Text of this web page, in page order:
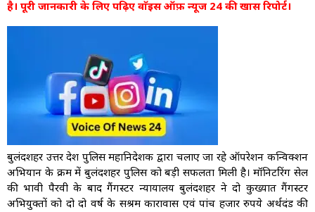
है। पूरी जानकारी के लिए पढ़िए वाॅइस ऑफ़ न्यूज 24 की खास रिपोर्ट।
बुलंदशहर उत्तर प्रदेश पुलिस महानिदेशक द्वारा चलाए जा रहे ऑपरेशन कन्विक्शन
अभियान के क्रम में बुलंदशहर पुलिस को बड़ी सफलता मिली है। मॉनिटरिंग सेल
की प्रभावी पैरवी के बाद गैंगस्टर न्यायालय बुलंदशहर ने दो कुख्यात गैंगस्टर
अभियुक्तों को दो दो वर्ष के सश्रम कारावास एवं पांच हजार रुपये अर्थदंड की